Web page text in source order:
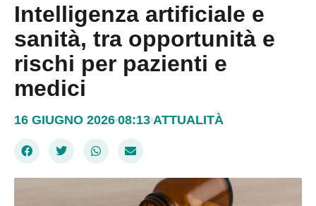
Intelligenza artificiale e
sanità, tra opportunità e
rischi per pazienti e
medici
16 GIUGNO 2026 08:13 ATTUALITÀ